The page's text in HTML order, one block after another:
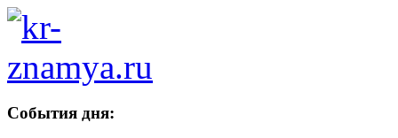
События дня: